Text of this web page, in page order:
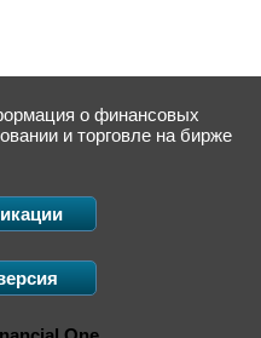
о финансовых
и торговле на бирже